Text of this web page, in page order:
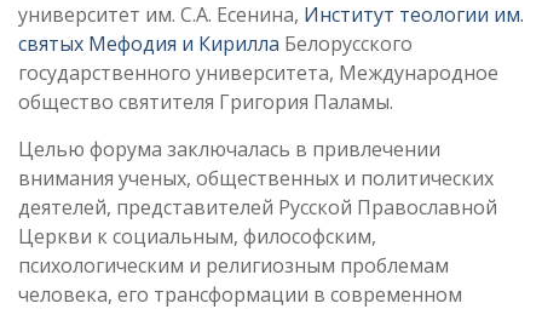
университет им. С.А. Есенина, Институт теологии им.
святых Мефодия и Кирилла Белорусского
государственного университета, Международное
общество святителя Григория Паламы.
Целью форума заключалась в привлечении
внимания ученых, общественных и политических
деятелей, представителей Русской Православной
Церкви к социальным, философским,
психологическим и религиозным проблемам
человека, его трансформации в современном